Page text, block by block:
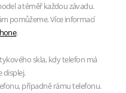
a téměř každou závadu.
pomůžeme. Více informací
.
skla, kdy telefon má
displej.
případně rámu telefonu.